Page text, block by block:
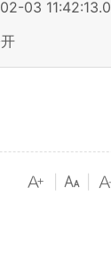
03 11:42:13.0